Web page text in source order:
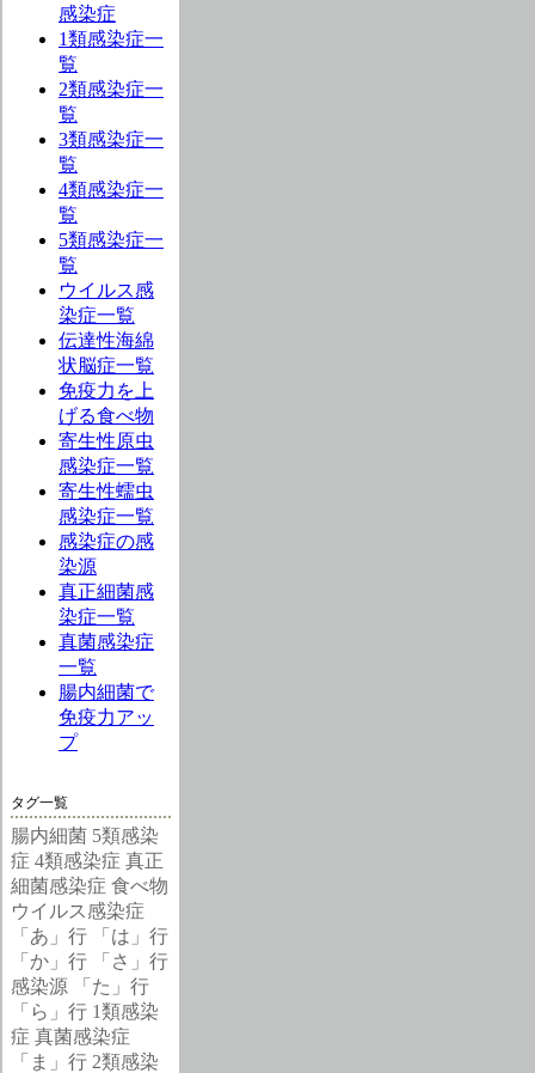
感染症
1類感染症一
覧
2類感染症一
覧
3類感染症一
覧
4類感染症一
覧
5類感染症一
覧
ウイルス感
染症一覧
伝達性海綿
状脳症一覧
免疫力を上
げる食べ物
寄生性原虫
感染症一覧
寄生性蠕虫
感染症一覧
感染症の感
染源
真正細菌感
染症一覧
真菌感染症
一覧
腸内細菌で
免疫力アッ
プ
タグ一覧
腸内細菌 5類感染
症 4類感染症 真正
細菌感染症 食べ物
ウイルス感染症
「あ」行
「は」行
「か」行
「さ」行
感染源
「た」行
「ら」行 1類感染
症 真菌感染症
「ま」行 2類感染